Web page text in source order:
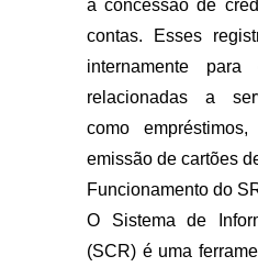
a concessão de
contas. Esses
internamente para
relacionadas a
como
emissão de cartões
Funcionamento do
O Sistema de
(SCR) é uma